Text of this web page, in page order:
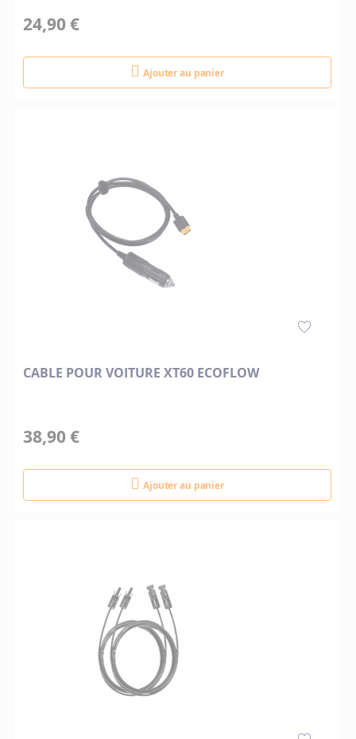
24,90 €
Ajouter au panier
CABLE POUR VOITURE XT60 ECOFLOW
38,90 €
Ajouter au panier